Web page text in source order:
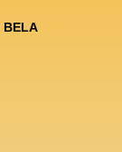
BELA